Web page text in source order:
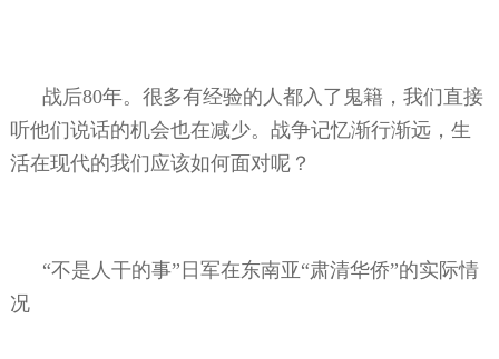
战后80年。很多有经验的人都入了鬼籍，我们直接
听他们说话的机会也在减少。战争记忆渐行渐远，生
活在现代的我们应该如何面对呢？
“不是人干的事”日军在东南亚“肃清华侨”的实际情
况